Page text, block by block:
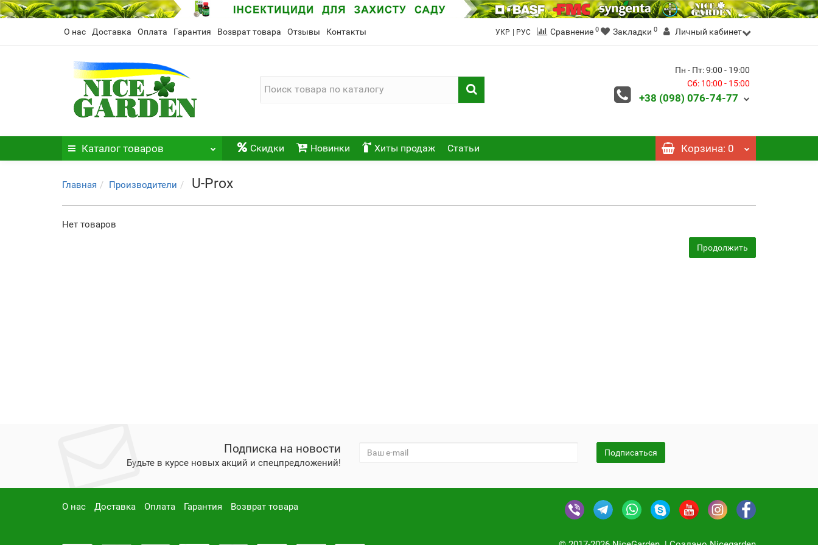
О нас Доставка Оплата Гарантия Возврат товара Отзывы Контакты УКР | РУС Сравнение 0 Закладки 0 Личный кабинет
Пн - Пт: 9:00 - 19:00
Сб: 10:00 - 15:00
+38 (098) 076-74-77
Каталог товаров Скидки Новинки Хиты продаж Статьи Корзина: 0
Главная Производители U-Prox
Нет товаров
Продолжить
Подписка на новости
Будьте в курсе новых акций и спецпредложений!
Подписаться
О нас Доставка Оплата Гарантия Возврат товара